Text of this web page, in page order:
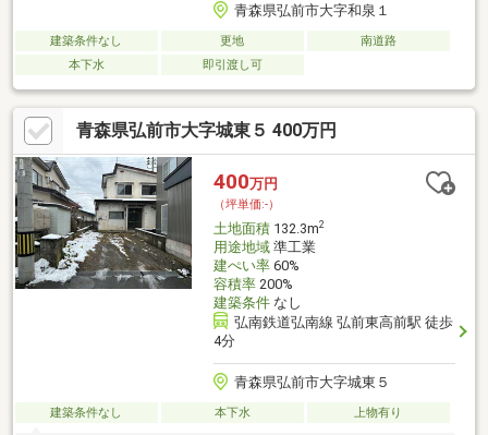
青森県弘前市大字和泉１
建築条件なし 更地
南道路
本下水
即引渡し可
青森県弘前市大字城東５ 400万円
400万円
（坪単価:-）
土地面積132.3m2
用途地域準工業
建ぺい率60%
容積率200%
建築条件なし
弘南鉄道弘南線 弘前東高前駅 徒歩
4分
青森県弘前市大字城東５
建築条件なし 本下水 上物有り